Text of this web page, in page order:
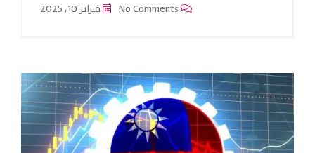
فبراير 10، 2025